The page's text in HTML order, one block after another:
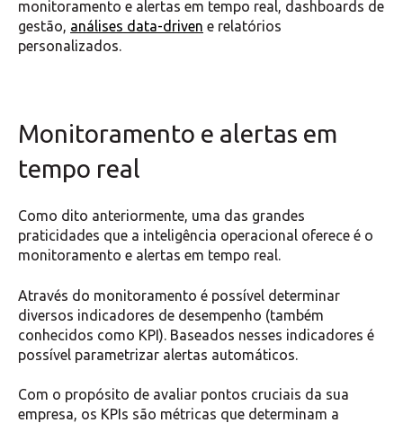
monitoramento e alertas em tempo real, dashboards de
gestão, análises data-driven e relatórios
personalizados.
Monitoramento e alertas em
tempo real
Como dito anteriormente, uma das grandes
praticidades que a inteligência operacional oferece é o
monitoramento e alertas em tempo real.
Através do monitoramento é possível determinar
diversos indicadores de desempenho (também
conhecidos como KPI). Baseados nesses indicadores é
possível parametrizar alertas automáticos.
Com o propósito de avaliar pontos cruciais da sua
empresa, os KPIs são métricas que determinam a